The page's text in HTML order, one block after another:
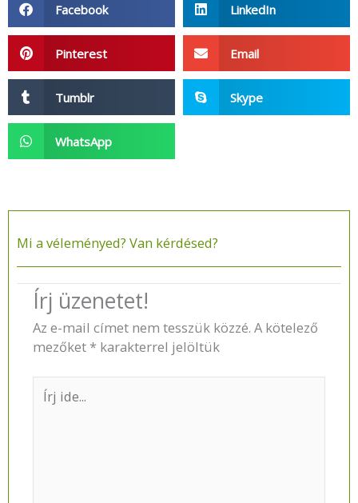
Facebook LinkedIn
Pinterest Email
Tumblr Skype
WhatsApp
Mi a véleményed? Van kérdésed?​
Írj üzenetet!
Az e-mail címet nem tesszük közzé. A kötelező
mezőket * karakterrel jelöltük
Írj
ide...